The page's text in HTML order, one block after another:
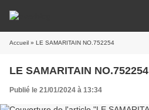
Accueil » LE SAMARITAIN NO.752254
LE SAMARITAIN NO.752254
Publié le 21/01/2024 à 13:34